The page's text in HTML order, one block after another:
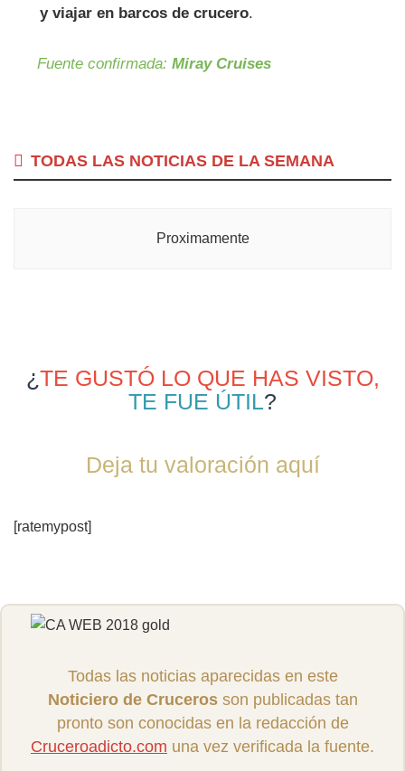
y viajar en barcos de crucero.
Fuente confirmada: Miray Cruises
TODAS LAS NOTICIAS DE LA SEMANA
Proximamente
¿TE GUSTÓ LO QUE HAS VISTO,
TE FUE ÚTIL?
Deja tu valoración aquí
[ratemypost]
Todas las noticias aparecidas en este
Noticiero de Crucerosson publicadas tan
pronto son conocidas en la redacción de
Cruceroadicto.com una vez verificada la fuente.